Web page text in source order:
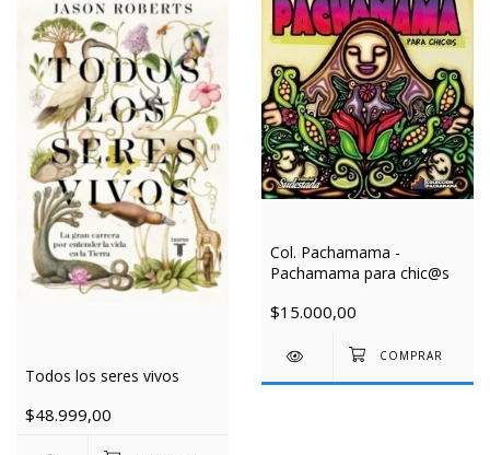
Todos los seres vivos
$48.999,00
Col. Pachamama -
Pachamama para chic@s
$15.000,00